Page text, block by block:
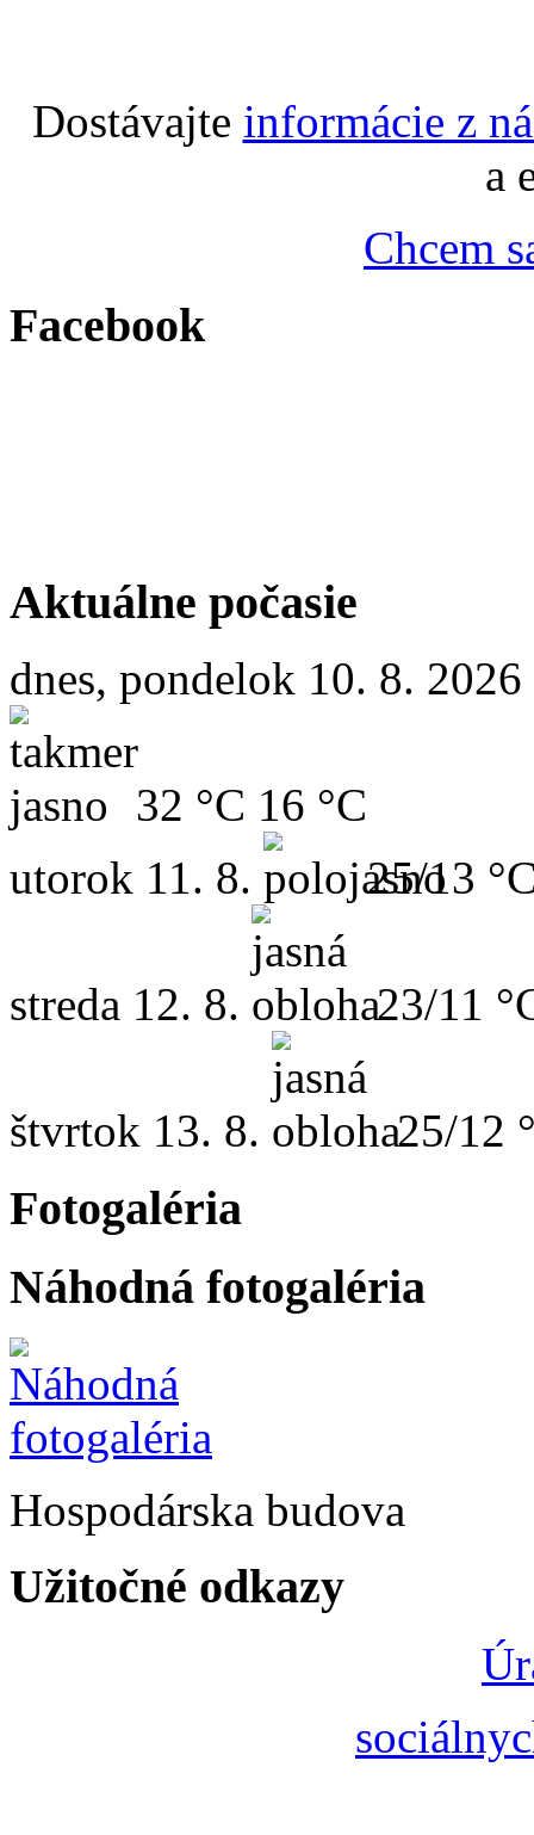
Dostávajte informácie z
a
Chcem
Facebook
Aktuálne počasie
dnes, pondelok 10. 8. 2026
32 °C 16 °C
utorok 11. 8. 25/13
streda 12. 8. 23/11
štvrtok 13. 8. 25/12
Fotogaléria
Náhodná fotogaléria
Hospodárska budova
Užitočné odkazy